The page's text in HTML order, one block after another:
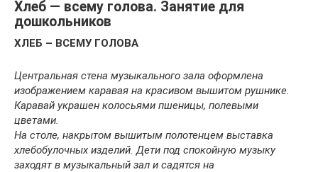
Хлеб — всему голова. Занятие для
дошкольников
ХЛЕБ – ВСЕМУ ГОЛОВА
Центральная стена музыкального зала оформлена
изображением каравая на красивом вышитом рушнике.
Каравай украшен колосьями пшеницы, полевыми
цветами.
На столе, накрытом вышитым полотенцем выставка
хлебобулочных изделий. Дети под спокойную музыку
заходят в музыкальный зал и садятся на